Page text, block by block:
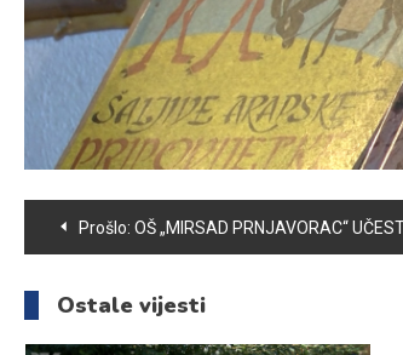
Navigacija
članaka
Prošlo: OŠ „MIRSAD PRNJAVORAC“ UČESTVOVALA U HUMANITARNOJ AKCIJI
Ostale vijesti